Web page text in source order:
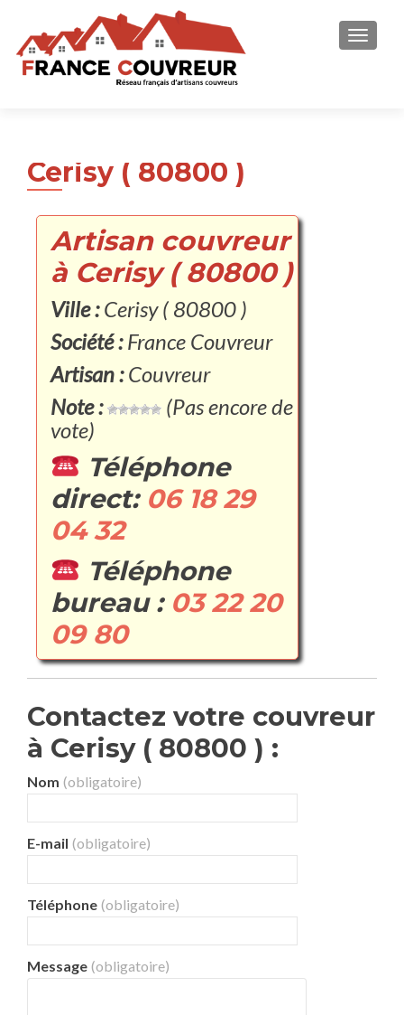
Cerisy ( 80800 )
Artisan couvreur
à Cerisy ( 80800 )
Ville :Cerisy ( 80800 )
Société :France Couvreur
Artisan :Couvreur
Note :
(Pas encore de
vote)
Téléphone
direct: 06 18 29
04 32
Téléphone
bureau : 03 22 20
09 80
Contactez votre couvreur
à Cerisy ( 80800 ) :
Nom (obligatoire)
E-mail (obligatoire)
Téléphone (obligatoire)
Message (obligatoire)